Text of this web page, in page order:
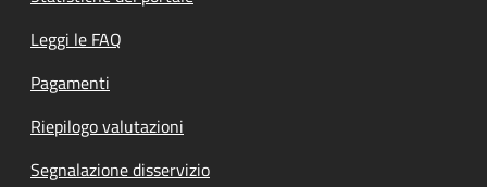
Leggi le FAQ
Pagamenti
Riepilogo valutazioni
Segnalazione disservizio